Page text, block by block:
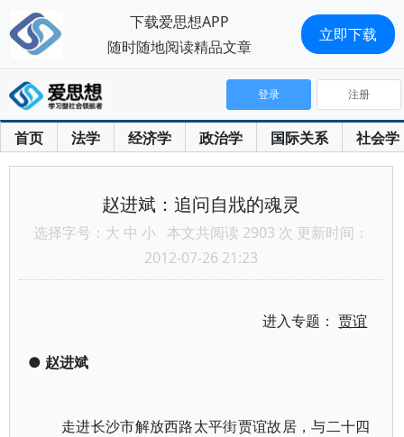
首页 法学 经济学 政治学 国际关系 社会学
登录 注册
赵进斌：追问自戕的魂灵
选择字号： 大 中 小 本文共阅读 2903 次 更新时间：
2012-07-26 21:23
进入专题：贾谊
● 赵进斌
走进长沙市解放西路太平街贾谊故居，与二十四
下载爱思想APP
随时随地阅读精品文章
立即下载